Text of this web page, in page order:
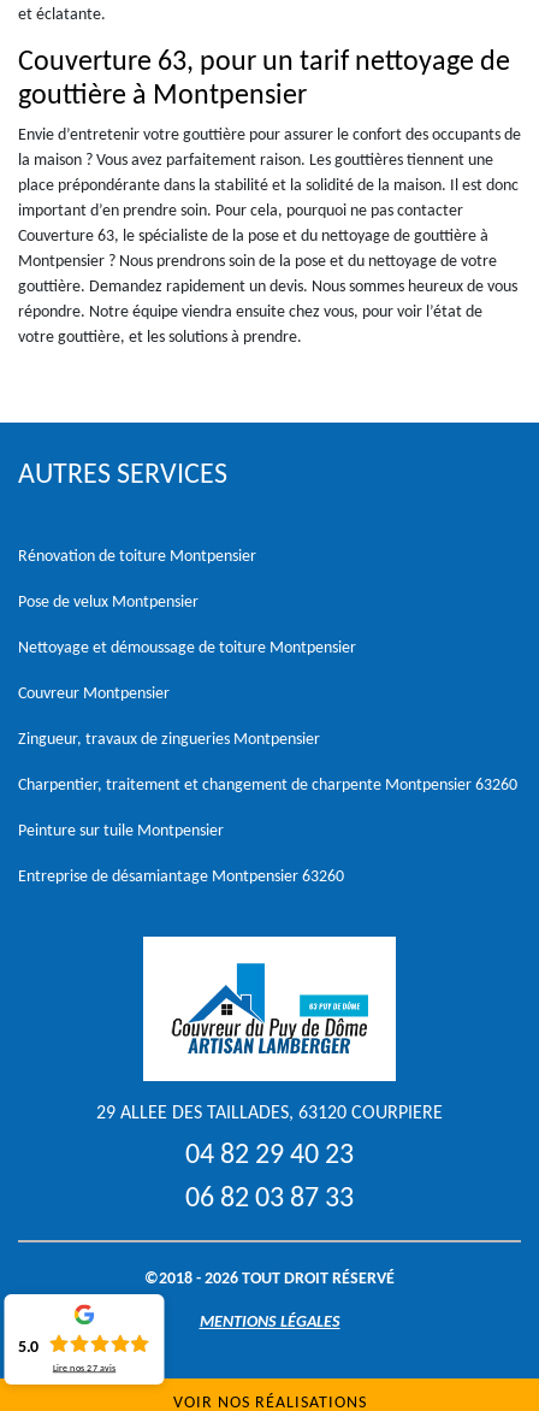
et éclatante.
Couverture 63, pour un tarif nettoyage de
gouttière à Montpensier
Envie d’entretenir votre gouttière pour assurer le confort des occupants de
la maison ? Vous avez parfaitement raison. Les gouttières tiennent une
place prépondérante dans la stabilité et la solidité de la maison. Il est donc
important d’en prendre soin. Pour cela, pourquoi ne pas contacter
Couverture 63, le spécialiste de la pose et du nettoyage de gouttière à
Montpensier ? Nous prendrons soin de la pose et du nettoyage de votre
gouttière. Demandez rapidement un devis. Nous sommes heureux de vous
répondre. Notre équipe viendra ensuite chez vous, pour voir l’état de
votre gouttière, et les solutions à prendre.
AUTRES SERVICES
Rénovation de toiture Montpensier
Pose de velux Montpensier
Nettoyage et démoussage de toiture Montpensier
Couvreur Montpensier
Zingueur, travaux de zingueries Montpensier
Charpentier, traitement et changement de charpente Montpensier 63260
Peinture sur tuile Montpensier
Entreprise de désamiantage Montpensier 63260
29 ALLEE DES TAILLADES, 63120 COURPIERE
04 82 29 40 23
06 82 03 87 33
©2018 - 2026 TOUT DROIT RÉSERVÉ
MENTIONS LÉGALES
VOIR NOS RÉALISATIONS
5.0
Lire nos27 avis